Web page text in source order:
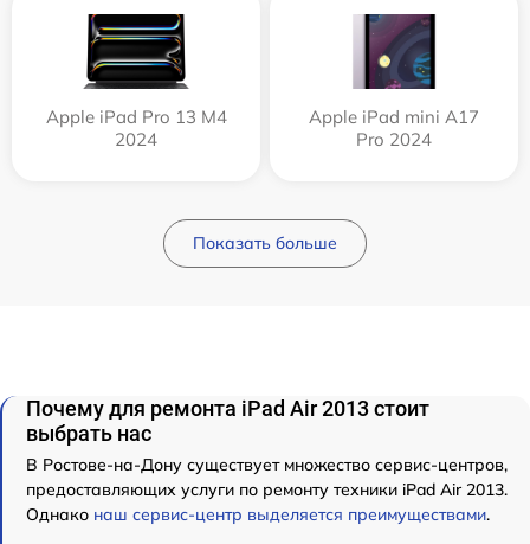
Apple iPad Pro 13 M4
2024
Apple iPad mini A17
Pro 2024
Показать больше
Почему для ремонта iPad Air 2013 стоит
выбрать нас
В Ростове-на-Дону существует множество сервис-центров,
предоставляющих услуги по ремонту техники iPad Air 2013.
Однако наш сервис-центр выделяется преимуществами.